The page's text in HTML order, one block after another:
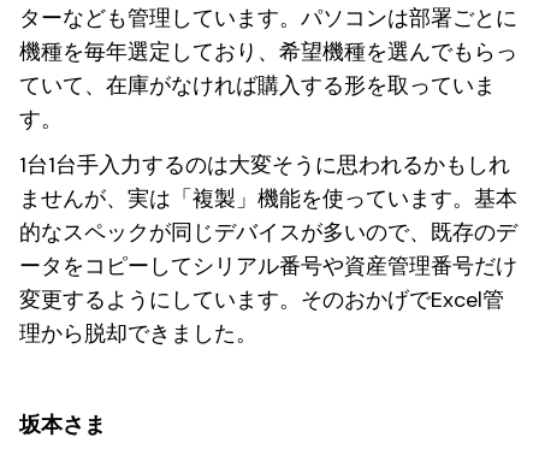
ターなども管理しています。パソコンは部署ごとに
機種を毎年選定しており、希望機種を選んでもらっ
ていて、在庫がなければ購入する形を取っていま
す。
1台1台手入力するのは大変そうに思われるかもしれ
ませんが、実は「複製」機能を使っています。基本
的なスペックが同じデバイスが多いので、既存のデ
ータをコピーしてシリアル番号や資産管理番号だけ
変更するようにしています。そのおかげでExcel管
理から脱却できました。
坂本さま